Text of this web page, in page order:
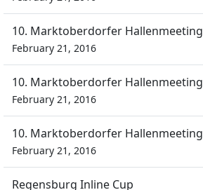
10. Marktoberdorfer Hallenmeeting
February 21, 2016
10. Marktoberdorfer Hallenmeeting
February 21, 2016
10. Marktoberdorfer Hallenmeeting
February 21, 2016
Regensburg Inline Cup